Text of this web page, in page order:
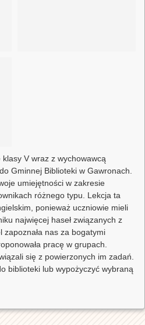
V wraz z wychowawcą
Gminnej Biblioteki w Gawronach.
umiejętności w zakresie
różnego typu. Lekcja ta
ponieważ uczniowie mieli
najwięcej haseł związanych z
nas za bogatymi
pracę w grupach.
się z powierzonych im zadań.
biblioteki lub wypożyczyć wybraną